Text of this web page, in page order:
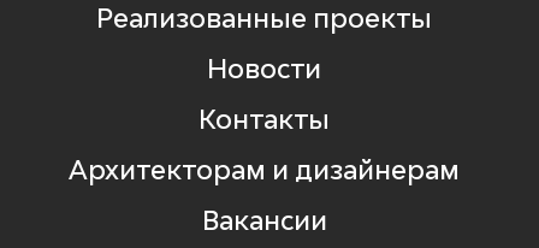
Реализованные проекты
Новости
Контакты
Архитекторам и дизайнерам
Вакансии